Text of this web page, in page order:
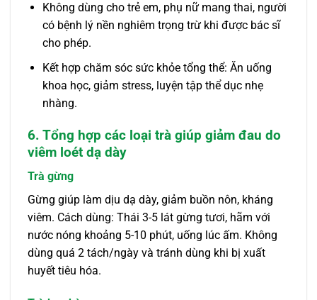
Không dùng cho trẻ em, phụ nữ mang thai, người
có bệnh lý nền nghiêm trọng trừ khi được bác sĩ
cho phép.
Kết hợp chăm sóc sức khỏe tổng thể: Ăn uống
khoa học, giảm stress, luyện tập thể dục nhẹ
nhàng.
6. Tổng hợp các loại trà giúp giảm đau do
viêm loét dạ dày
Trà gừng
Gừng giúp làm dịu dạ dày, giảm buồn nôn, kháng
viêm. Cách dùng: Thái 3-5 lát gừng tươi, hãm với
nước nóng khoảng 5-10 phút, uống lúc ấm. Không
dùng quá 2 tách/ngày và tránh dùng khi bị xuất
huyết tiêu hóa.